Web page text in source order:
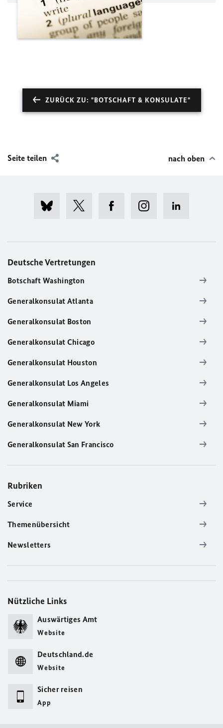
ZURÜCK ZU: "BOTSCHAFT & KONSULATE"
Seite teilen nach oben
Deutsche Vertretungen
Botschaft Washington
Generalkonsulat Atlanta
Generalkonsulat Boston
Generalkonsulat Chicago
Generalkonsulat Houston
Generalkonsulat Los Angeles
Generalkonsulat Miami
Generalkonsulat New York
Generalkonsulat San Francisco
Rubriken
Service
Themenübersicht
Newsletters
Nützliche Links
Auswärtiges Amt
Website
Deutschland.de
Website
Sicher reisen
App